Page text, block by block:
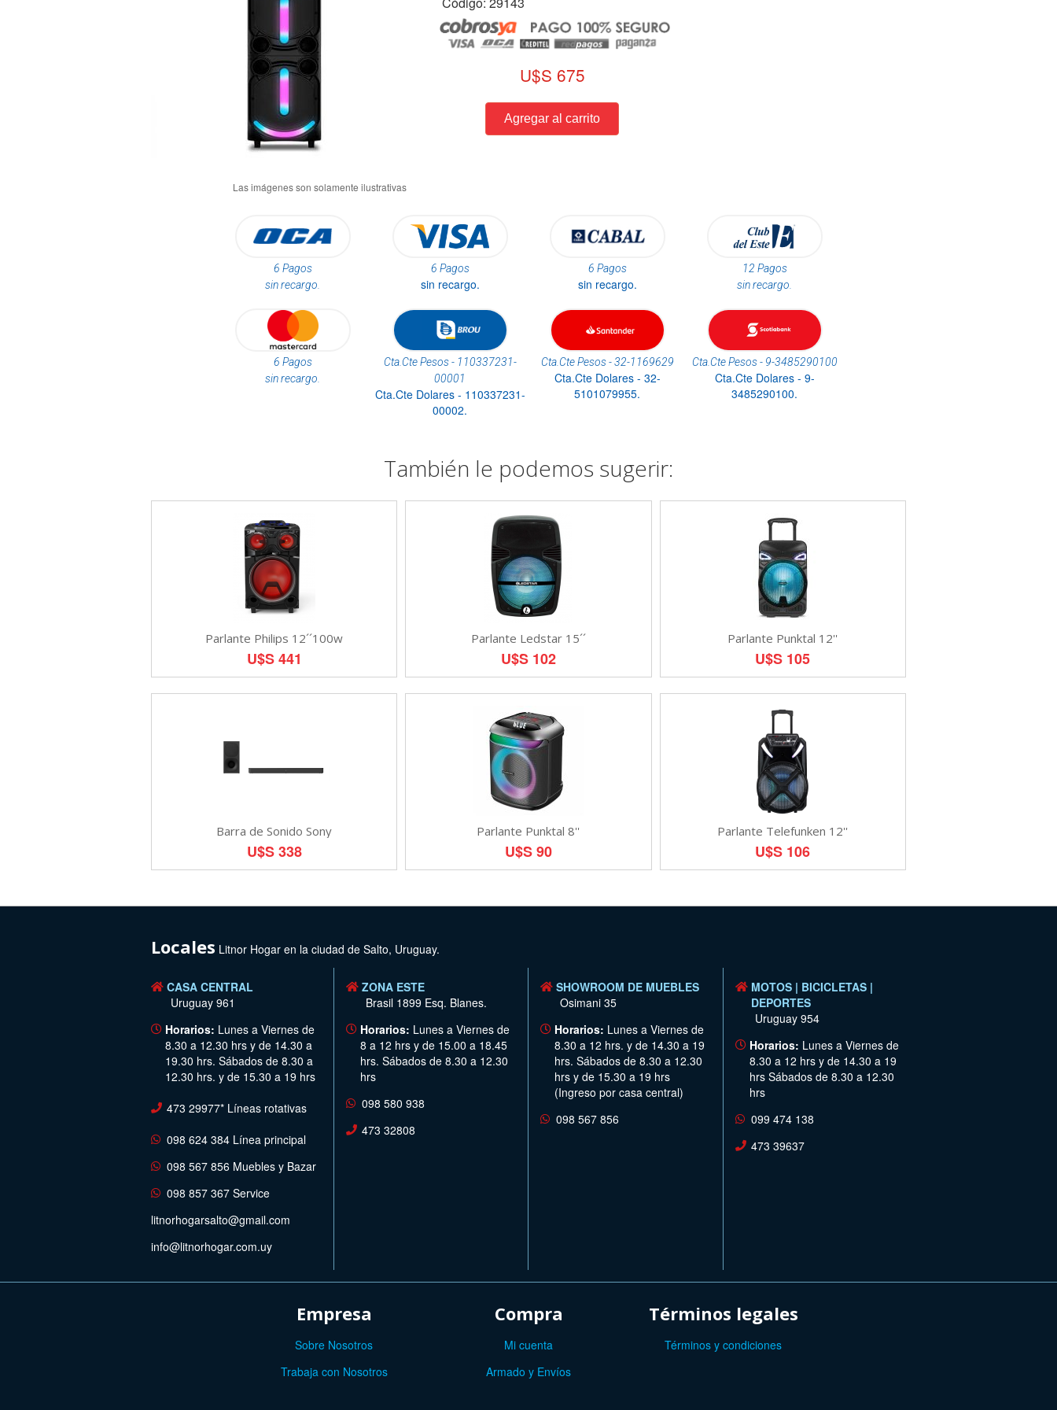
U$S 675
6 Pagos
sin recargo.
6 Pagos
sin recargo.
6 Pagos
sin recargo.
12 Pagos
sin recargo.
6 Pagos
sin recargo.
Cta.Cte Pesos - 110337231-
00001
Cta.Cte Dolares - 110337231-
00002.
Cta.Cte Pesos - 32-1169629
Cta.Cte Dolares - 32-
5101079955.
Cta.Cte Pesos - 9-3485290100
Cta.Cte Dolares - 9-
3485290100.
También le podemos sugerir:
Parlante Philips 12´´100w
U$S 441
Parlante Ledstar 15´´
U$S 102
Parlante Punktal 12''
U$S 105
Barra de Sonido Sony
U$S 338
Parlante Punktal 8''
U$S 90
Parlante Telefunken 12''
U$S 106
Locales Litnor Hogar en la ciudad de Salto, Uruguay.
CASA CENTRAL
Uruguay 961
Horarios: Lunes a Viernes de
8.30 a 12.30 hrs y de 14.30 a
19.30 hrs. Sábados de 8.30 a
12.30 hrs. y de 15.30 a 19 hrs
473 29977* Líneas rotativas
098 624 384 Línea principal
098 567 856 Muebles y Bazar
098 857 367 Service
litnorhogarsalto@gmail.com
info@litnorhogar.com.uy
ZONA ESTE
Brasil 1899 Esq. Blanes.
Horarios: Lunes a Viernes de
8 a 12 hrs y de 15.00 a 18.45
hrs. Sábados de 8.30 a 12.30
hrs
098 580 938
473 32808
SHOWROOM DE MUEBLES
Osimani 35
Horarios: Lunes a Viernes de
8.30 a 12 hrs. y de 14.30 a 19
hrs. Sábados de 8.30 a 12.30
hrs y de 15.30 a 19 hrs
(Ingreso por casa central)
098 567 856
MOTOS | BICICLETAS |
DEPORTES
Uruguay 954
Horarios: Lunes a Viernes de
8.30 a 12 hrs y de 14.30 a 19
hrs Sábados de 8.30 a 12.30
hrs
099 474 138
473 39637
Empresa
Sobre Nosotros
Trabaja con Nosotros
Compra
Mi cuenta
Armado y Envíos
Términos legales
Términos y condiciones